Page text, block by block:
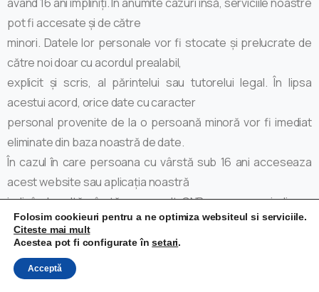
pot fi accesate și de către
minori. Datele lor personale vor fi stocate și prelucrate de
către noi doar cu acordul prealabil,
explicit și scris, al părintelui sau tutorelui legal. În lipsa
acestui acord, orice date cu caracter
personal provenite de la o persoană minoră vor fi imediat
eliminate din baza noastră de date.
În cazul în care persoana cu vârstă sub 16 ani acceseaza
acest website sau aplicația noastră
indicând o altă vârstă sau un alt CNP care sa ne indice o
vârstă de 16 ani sau mai mare, nu
suntem răspunzători pentru stocarea și prelucrarea
datelor lor personale fără acordul prealabil, explicit și scris,
al părintelui sau tutorelui legal, aflându-ne în această
Folosim cookieuri pentru a ne optimiza websiteul si serviciile.
Citeste mai mult
Acestea pot fi configurate însetari.
Acceptă